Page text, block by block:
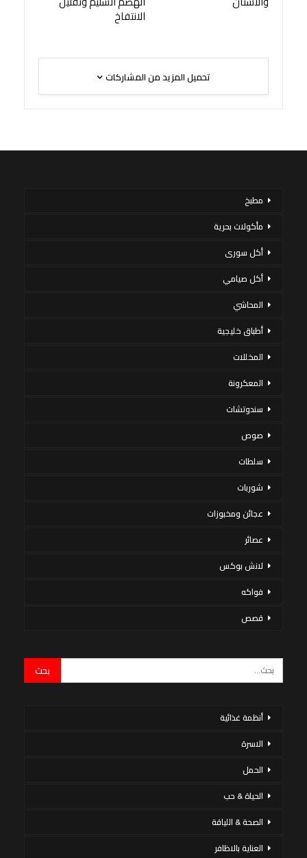
الانتفاخ
تحميل المزيد من المشاركات
مطبخ
مأكولات بحرية
أكل سورى
أكل صيامي
المحاشي
أطباق خليجية
المخللات
المعكرونة
سندوتشات
صوص
سلطات
شوربات
عجائن ومخبوزات
عصائر
لانش بوكس
فواكه
قصص
أنظمة غذائية
الاسرة
الحمل
الحياة & حب
الصحة & اللياقة
العناية بالاظافر